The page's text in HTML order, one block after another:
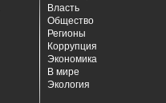
Власть
Общество
Регионы
Коррупция
Экономика
В мире
Экология